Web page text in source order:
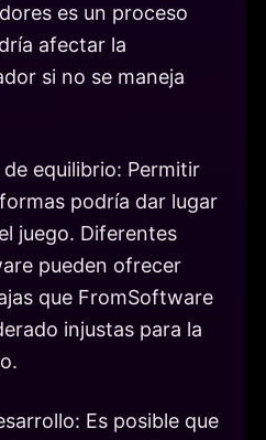
es un proceso
afectar la
si no se maneja
equilibrio: Permitir
podría dar lugar
juego. Diferentes
pueden ofrecer
que FromSoftware
injustas para la
Es posible que